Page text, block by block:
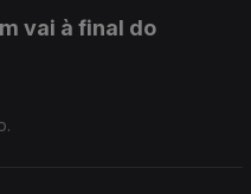
vai à final do